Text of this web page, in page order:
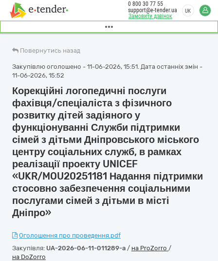
Замовити дзвінок
0 800 30 77 55
support@e-tender.ua
UK
Повернутись назад
Закупівлю оголошено - 11-06-2026, 15:51. Дата останніх змін -
11-06-2026, 15:52
Корекційні логопедичні послуги
фахівця/спеціаліста з фізичного
розвитку дітей задіяного у
функціонуванні Служби підтримки
сімей з дітьми Дніпровського міського
центру соціальних служб, в рамках
реалізації проекту UNICEF
«UKR/MOU20251181 Надання підтримки
стосовно забезпечення соціальними
послугами сімей з дітьми в місті
Дніпро»
Оголошення про проведення.pdf
Закупівля: UA-2026-06-11-011289-a / на ProZorro /
на DoZorro